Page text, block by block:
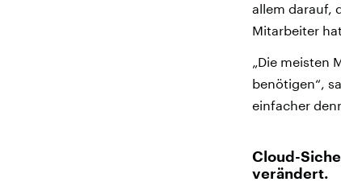
allem darauf,
Mitarbeiter
„Die meisten
benötigen“,
einfacher
Cloud-
verändert.